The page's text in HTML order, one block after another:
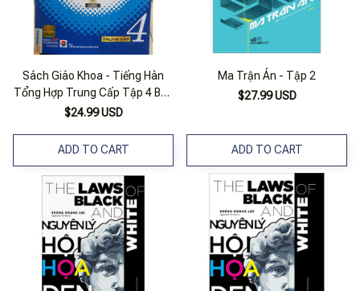
Sách Giáo Khoa - Tiếng Hàn
Tổng Hợp Trung Cấp Tập 4 Bản
Đen Trắng
$24.99 USD
ADD TO CART
Ma Trận Án - Tập 2
$27.99 USD
ADD TO CART